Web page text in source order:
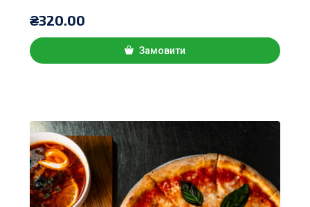
₴320.00
Замовити